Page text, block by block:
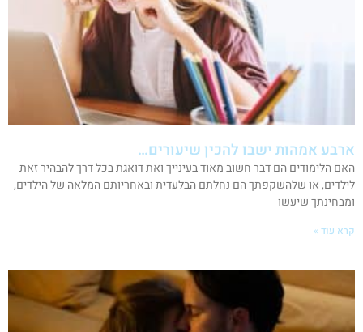
ארבע אמהות ישבו להכין שיעורים…
האם הלימודים הם דבר חשוב מאוד בעינייך ואת דואגת בכל דרך להבהיר זאת
לילדים, או שלהשקפתך הם נחלתם הבלעדית ובאחריותם המלאה של הילדים,
ומבחינתך שיעשו
קרא עוד »